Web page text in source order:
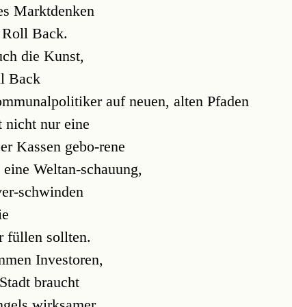
Marktdenken
Back.
die Kunst,
Back
auf neuen, alten Pfaden
nicht nur eine
Kassen gebo-rene
Weltan-schauung,
schwinden
füllen sollten.
Investoren,
braucht